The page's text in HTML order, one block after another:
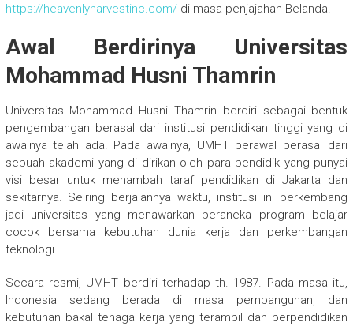
https://heavenlyharvestinc.com/di masa penjajahan Belanda.
Awal Berdirinya Universitas
Mohammad Husni Thamrin
Universitas Mohammad Husni Thamrin berdiri sebagai bentuk
pengembangan berasal dari institusi pendidikan tinggi yang di
awalnya telah ada. Pada awalnya, UMHT berawal berasal dari
sebuah akademi yang di dirikan oleh para pendidik yang punyai
visi besar untuk menambah taraf pendidikan di Jakarta dan
sekitarnya. Seiring berjalannya waktu, institusi ini berkembang
jadi universitas yang menawarkan beraneka program belajar
cocok bersama kebutuhan dunia kerja dan perkembangan
teknologi.
Secara resmi, UMHT berdiri terhadap th. 1987. Pada masa itu,
Indonesia sedang berada di masa pembangunan, dan
kebutuhan bakal tenaga kerja yang terampil dan berpendidikan